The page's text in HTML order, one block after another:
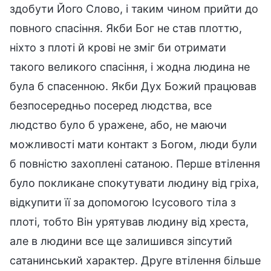
здобути Його Слово, і таким чином прийти до
повного спасіння. Якби Бог не став плоттю,
ніхто з плоті й крові не зміг би отримати
такого великого спасіння, і жодна людина не
була б спасенною. Якби Дух Божий працював
безпосередньо посеред людства, все
людство було б уражене, або, не маючи
можливості мати контакт з Богом, люди були
б повністю захоплені сатаною. Перше втілення
було покликане спокутувати людину від гріха,
відкупити її за допомогою Ісусового тіла з
плоті, тобто Він урятував людину від хреста,
але в людини все ще залишився зіпсутий
сатанинський характер. Друге втілення більше